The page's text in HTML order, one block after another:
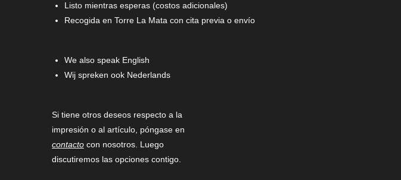
Listo mientras esperas (costos adicionales)
Recogida en Torre La Mata con cita previa o envío
We also speak English
Wij spreken ook Nederlands
Si tiene otros deseos respecto a la
impresión o al artículo, póngase en
contacto con nosotros. Luego
discutiremos las opciones contigo.